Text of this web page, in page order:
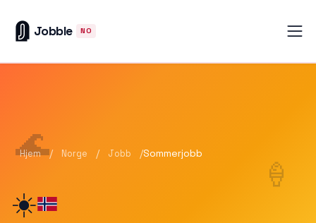
Jobble NO
🌊
🍦
Hjem / Norge / Jobb /Sommerjobb
☀️